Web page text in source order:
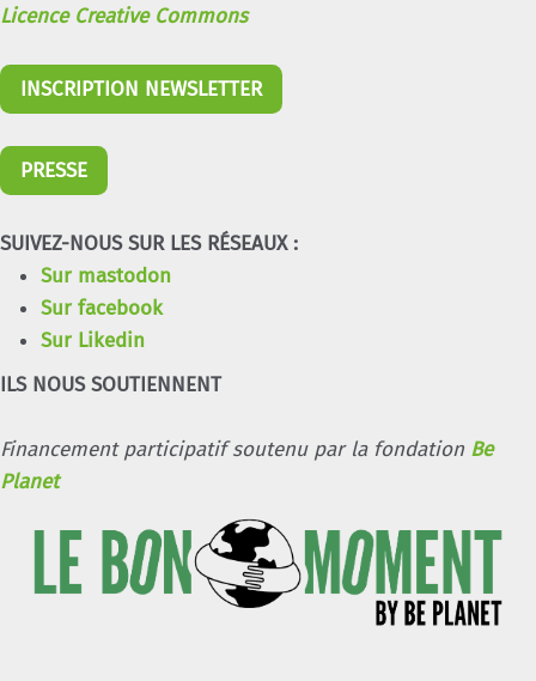
Licence Creative Commons
INSCRIPTION NEWSLETTER
PRESSE
SUIVEZ-NOUS SUR LES RÉSEAUX :
Sur mastodon
Sur facebook
Sur Likedin
ILS NOUS SOUTIENNENT
Financement participatif soutenu par la fondation Be
Planet